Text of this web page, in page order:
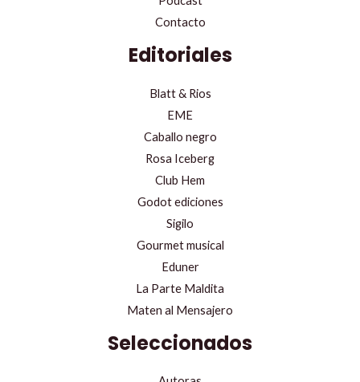
Contacto
Editoriales
Blatt & Rios
EME
Caballo negro
Rosa Iceberg
Club Hem
Godot ediciones
Sigilo
Gourmet musical
Eduner
La Parte Maldita
Maten al Mensajero
Seleccionados